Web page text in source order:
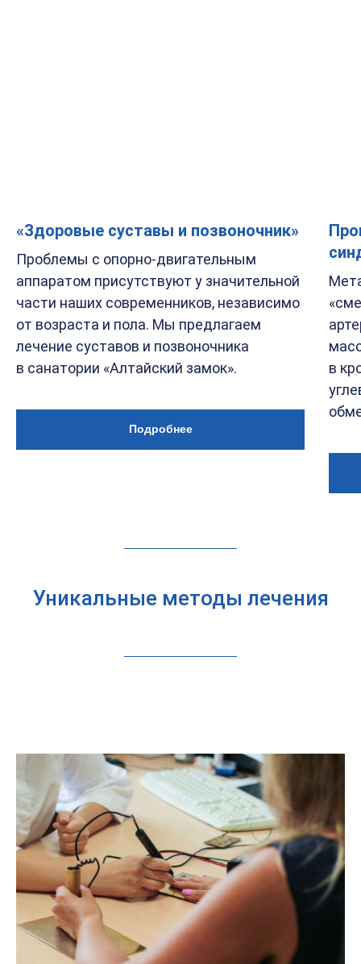
«Здоровые суставы и позвоночник»
Проблемы с опорно-двигательным
аппаратом присутствуют у значительной
части наших современников, независимо
от возраста и пола. Мы предлагаем
лечение суставов и позвоночника
в санатории «Алтайский замок».
Подробнее
в
Уникальные методы лечения